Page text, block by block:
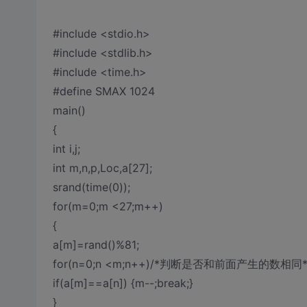
#include <stdio.h>
#include <stdlib.h>
#include <time.h>
#define SMAX 1024
main()
{
int i,j;
int m,n,p,Loc,a[27];
srand(time(0));
for(m=0;m <27;m++)
{
a[m]=rand()%81;
for(n=0;n <m;n++)/*判断是否和前面产生的数相同
if(a[m]==a[n]) {m--;break;}
}